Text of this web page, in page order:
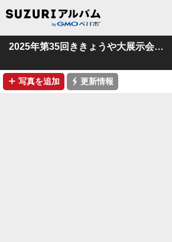
2025年第35回ききょうや大展示会 その３
➕ 写真を追加 ⚡ 更新情報